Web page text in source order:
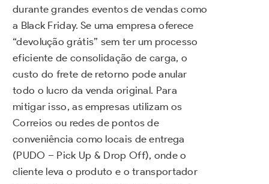
durante grandes eventos de vendas como
a Black Friday. Se uma empresa oferece
“devolução grátis” sem ter um processo
eficiente de consolidação de carga, o
custo do frete de retorno pode anular
todo o lucro da venda original. Para
mitigar isso, as empresas utilizam os
Correios ou redes de pontos de
conveniência como locais de entrega
(PUDO – Pick Up & Drop Off), onde o
cliente leva o produto e o transportador